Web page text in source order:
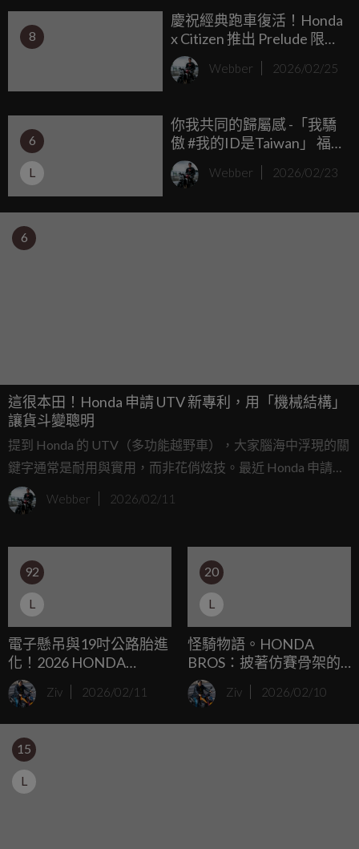
8
慶祝經典跑車復活！Honda
x Citizen 推出 Prelude 限量
雙顯腕錶，滿滿 80 年代
JDM 浪漫
Webber 2026/02/25
6
L
你我共同的歸屬感 -「我驕
傲 #我的ID是Taiwan」 福
斯商旅推出ID. Buzz ”
ID.TAIWAN 限量版” 社群留
純電旅程 攜手為WBC中華
Webber 2026/02/23
6
這很本田！Honda 申請 UTV 新專利，用「機械結構」
讓貨斗變聰明
提到 Honda 的 UTV（多功能越野車），大家腦海中浮現的關
鍵字通常是耐用與實用，而非花俏炫技。最近 Honda 申請的
一項新專利再次印證了這個不搞噱頭，只解決問題的品牌精
神。這項專利的核心概念是一個藏在後貨斗下方的置物箱
Webber 2026/02/11
92
L
電子懸吊與19吋公路胎進
化！2026 HONDA
AFRICA TWIN 1100 ES /
ADVENTURE SPORTS 雙
Ziv 2026/02/11
20
L
怪騎物語。HONDA
BROS：披著仿賽骨架的
本格派V型雙缸街車！
Ziv 2026/02/10
15
L